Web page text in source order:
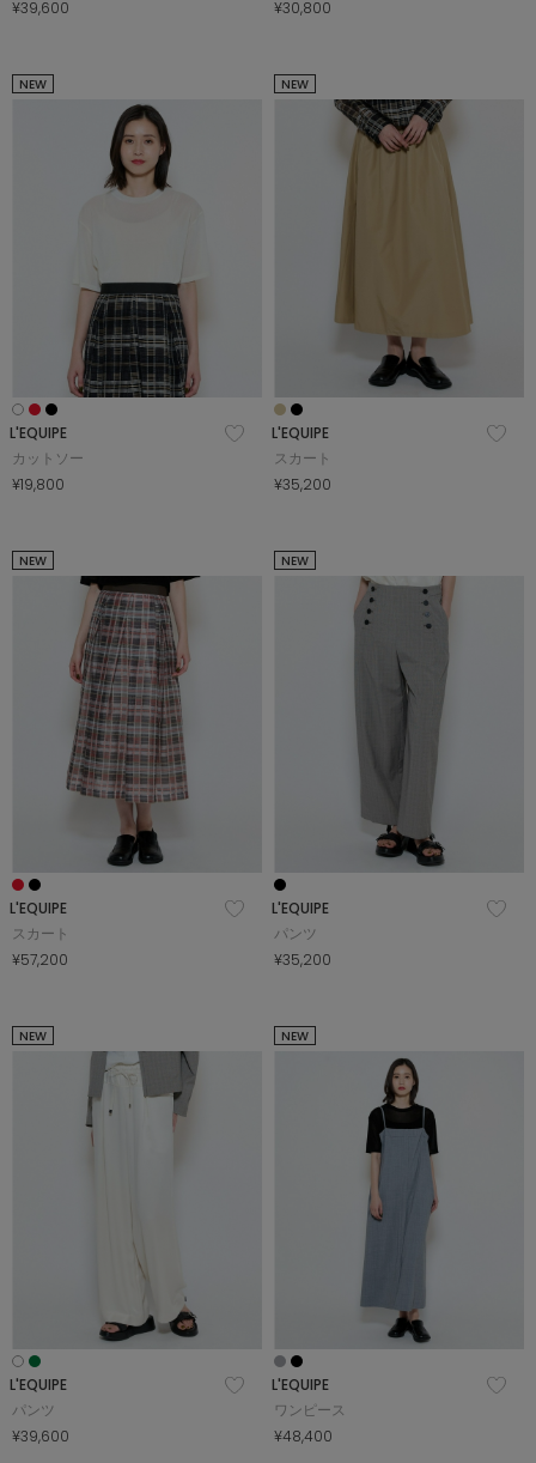
¥39,600 ¥30,800
NEW
L'EQUIPE
カットソー
¥19,800
NEW
L'EQUIPE
スカート
¥35,200
NEW
L'EQUIPE
スカート
¥57,200
NEW
L'EQUIPE
パンツ
¥35,200
NEW
L'EQUIPE
パンツ
¥39,600
NEW
L'EQUIPE
ワンピース
¥48,400